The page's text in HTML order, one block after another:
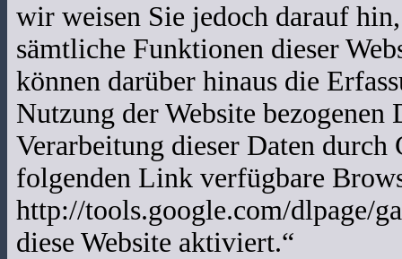
wir weisen Sie jedoch darauf
sämtliche Funktionen dieser
können darüber hinaus die
Nutzung der Website
Verarbeitung dieser Daten
folgenden Link verfügbare
http://tools.google.com/dlpage/
diese Website aktiviert.“